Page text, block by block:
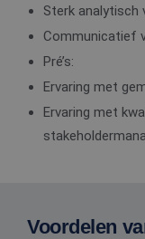
Sterk analytisch
Communicatief
Pré’s:
Ervaring met
Ervaring met
Voordelen